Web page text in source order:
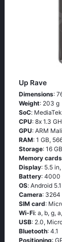
Up Rave
Dimensions:
Weight: 203 g
SoC:
CPU: 8х 1.3
GPU: ARM
RAM: 1 GB,
Storage: 16 GB
Memory cards
Display: 5.5
Battery: 4000
OS: Аndrоid
Camera:
SIM card:
Wi-Fi: а, b, g,
USB: 2.0,
Bluetooth: 4.1
Positioning: